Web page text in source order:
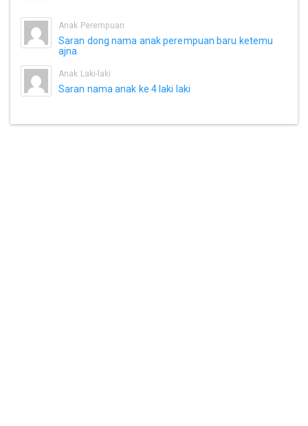
Anak Perempuan
Saran dong nama anak perempuan baru ketemu
ajna
Anak Laki-laki
Saran nama anak ke 4 laki laki